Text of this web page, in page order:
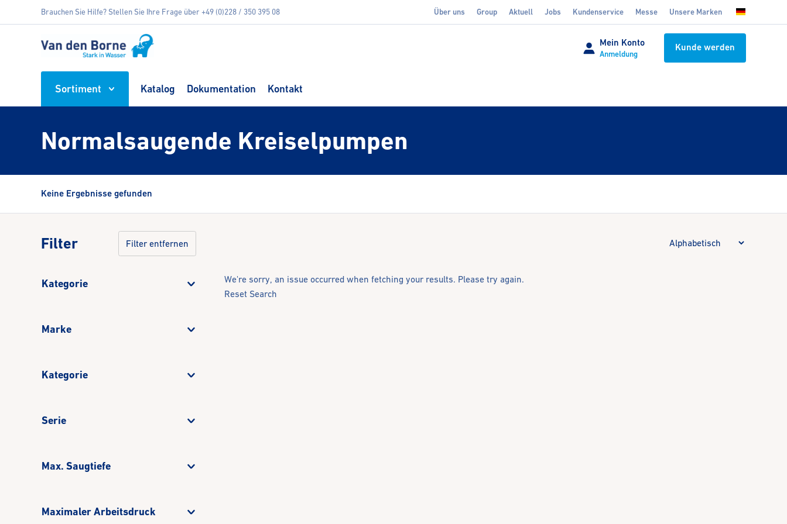
Brauchen Sie Hilfe? Stellen Sie Ihre Frage über +49 (0)228 / 350 395 08 Über uns Group Aktuell Jobs Kundenservice Messe Unsere Marken
Mein Konto
Anmeldung
Kunde werden
Sortiment Katalog Dokumentation Kontakt
Normalsaugende Kreiselpumpen
Keine Ergebnisse gefunden
Filter Filter entfernen
Kategorie
Marke
Kategorie
Serie
Max. Saugtiefe
Maximaler Arbeitsdruck
We're sorry, an issue occurred when fetching your results. Please try again.
Reset Search